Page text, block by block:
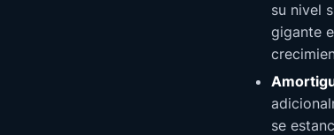
su nivel
gigante
se